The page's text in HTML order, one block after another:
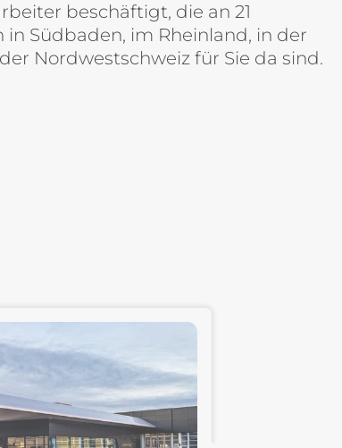
beschäftigt, die an 21
Südbaden, im Rheinland, in der
Nordwestschweiz für Sie da sind.